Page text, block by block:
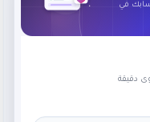
في
دقيقة